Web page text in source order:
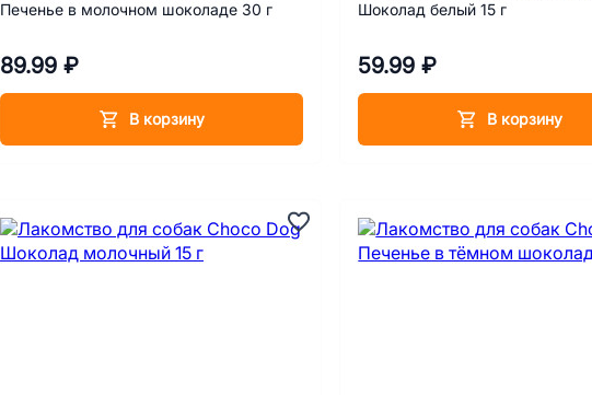
Печенье в молочном шоколаде 30 г
89.99 ₽
В корзину
Шоколад белый 15 г
59.99 ₽
В корзину